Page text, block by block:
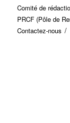
Comité de
PRCF (Pôle de
Contactez-nous